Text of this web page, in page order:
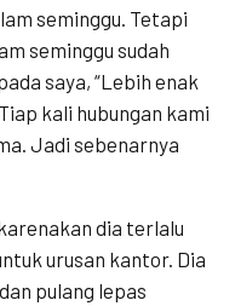
seminggu. Tetapi
seminggu sudah
saya, “Lebih enak
kali hubungan kami
Jadi sebenarnya
dia terlalu
urusan kantor. Dia
pulang lepas